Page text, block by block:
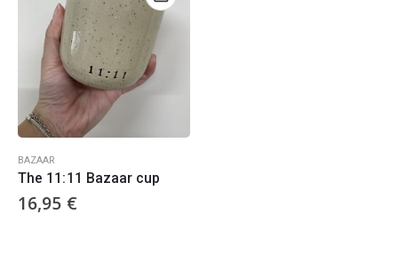
BAZAAR
The 11:11 Bazaar cup
16,95 €